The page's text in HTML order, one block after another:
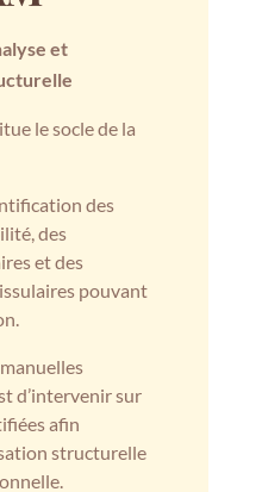
et
le socle de la
des
des
et des
pouvant
d’intervenir sur
afin
structurelle